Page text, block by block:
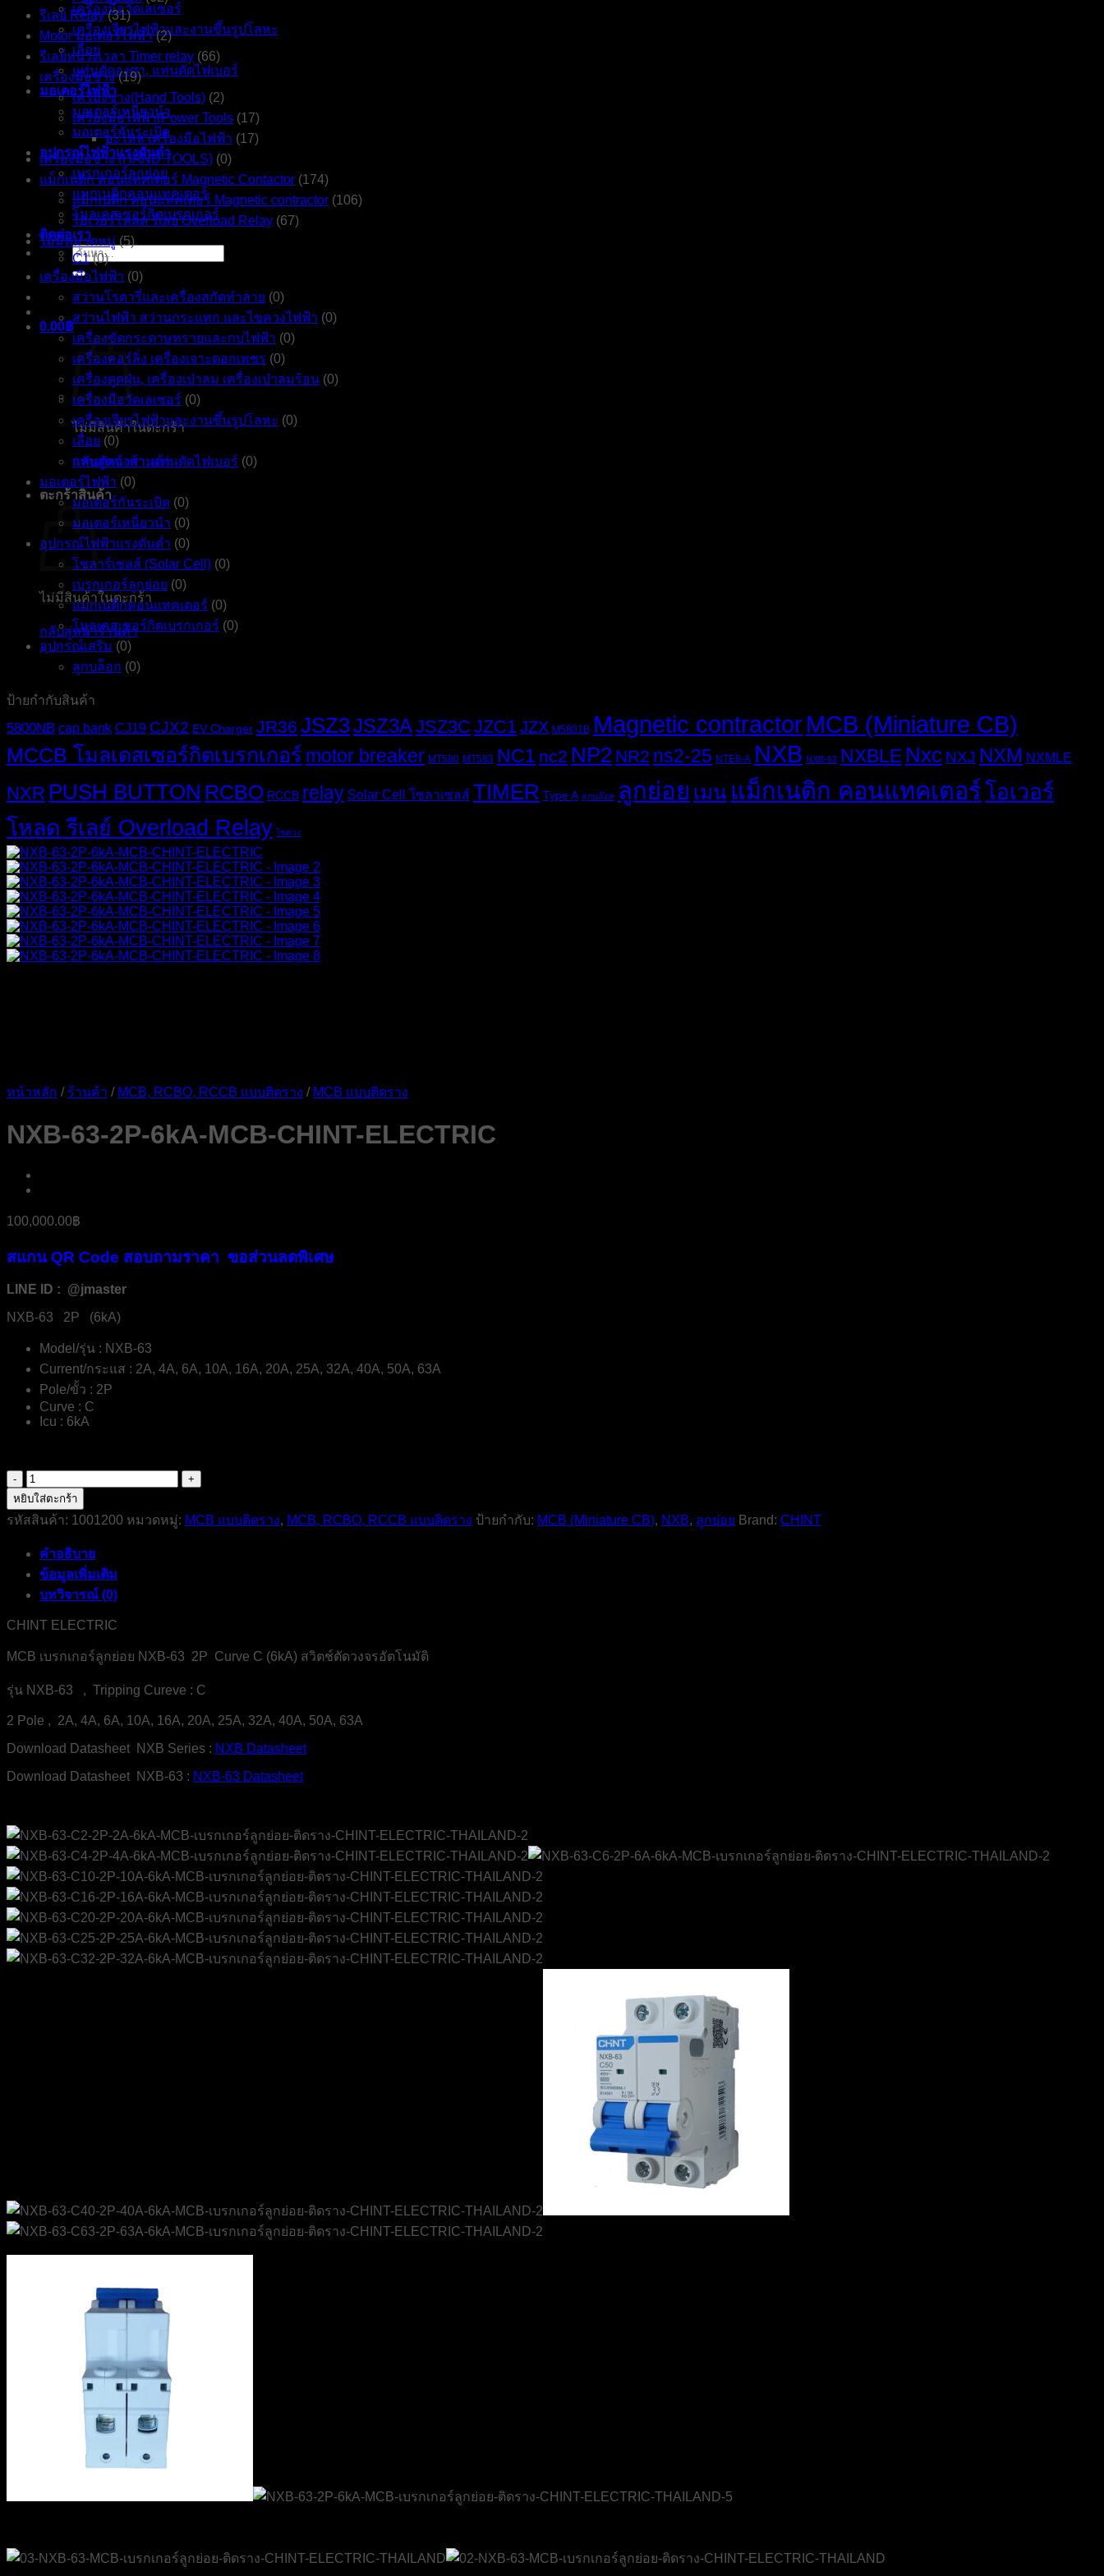
เครื่องมือวัดเลเซอร์
เครื่องเจียรไฟฟ้าและงานขึ้นรูปโลหะ
เลื่อย
แท่นตัดองศา, แท่นตัดไฟเบอร์
มอเตอร์ไฟฟ้า
มอเตอร์เหนี่ยวนำ
มอเตอร์กันระเบิด
อุปกรณ์ไฟฟ้าแรงดันต่ำ
เบรกเกอร์ลูกย่อย
แมกเนติกคอนแทคเตอร์
โมลเคสเซอร์กิตเบรกเกอร์
ติดต่อเรา
ค้นหา:
0.00฿
ไม่มีสินค้าในตะกร้า
กลับสู่หน้าร้านค้า
ตะกร้าสินค้า
ไม่มีสินค้าในตะกร้า
กลับสู่หน้าร้านค้า
รีเลย์ Relay (31)
Motor มอเตอร์ไฟฟ้า (2)
รีเลย์หน่วงเวลา Timer relay (66)
เครื่องมือช่าง (19)
เครื่องช่าง(Hand Tools) (2)
เครื่องมือไฟฟ้า(Power Tools (17)
อะไหล่ เครื่องมือไฟฟ้า (17)
เครื่องมือช่าง (HAND TOOLS) (0)
แม็กเนติก คอนแทคเตอร์ Magnetic Contactor (174)
แม็กเนติก คอนแทคเตอร์ Magnetic contractor (106)
โอเวอร์โหลด รีเลย์ Overload Relay (67)
ไม่มีหมวดหมู่ (5)
C1 (0)
เครื่องมือไฟฟ้า (0)
สว่านโรตารี่และเครื่องสกัดทำลาย (0)
สว่านไฟฟ้า สว่านกระแทก และไขควงไฟฟ้า (0)
เครื่องขัดกระดาษทรายและกบไฟฟ้า (0)
เครื่องคอร์ลิ่ง เครื่องเจาะดอกเพชร (0)
เครื่องดูดฝุ่น, เครื่องเป่าลม เครื่องเป่าลมร้อน (0)
เครื่องมือวัดเลเซอร์ (0)
เครื่องเจียรไฟฟ้าและงานขึ้นรูปโลหะ (0)
เลื่อย (0)
แท่นตัดองศา, แท่นตัดไฟเบอร์ (0)
มอเตอร์ไฟฟ้า (0)
มอเตอร์กันระเบิด (0)
มอเตอร์เหนี่ยวนำ (0)
อุปกรณ์ไฟฟ้าแรงดันต่ำ (0)
โซลาร์เซลส์ (Solar Cell) (0)
เบรกเกอร์ลูกย่อย (0)
แมกเนติกคอนแทคเตอร์ (0)
โมลเคสเซอร์กิตเบรกเกอร์ (0)
อุปกรณ์เสริม (0)
ลูกบล็อก (0)
ป้ายกำกับสินค้า
5800NB cap bank CJ19 CJX2 EV Charger JR36 JSZ3JSZ3AJSZ3C JZC1JZX M5801B Magnetic contractorMCB (Miniature CB)
MCCB โมลเดสเซอร์กิตเบรกเกอร์ motor breaker MT580 MT583 NC1 nc2 NP2 NR2 ns2-25 NTE8-A NXB NXB-63 NXBLE Nxc NXJ NXM NXMLE
NXR PUSH BUTTON RCBO RCCB relay Solar Cell โซลาเซลส์ TIMER Type A ลูกบล๊อค ลูกย่อย เมน แม็กเนติก คอนแทคเตอร์โอเวอร์
โหลด รีเลย์ Overload Relay ไขควง
หน้าหลัก / ร้านค้า / MCB, RCBO, RCCB แบบติดราง / MCB แบบติดราง
NXB-63-2P-6kA-MCB-CHINT-ELECTRIC
100,000.00฿
สแกน QR Code สอบถามราคา ขอส่วนลดพิเศษ
LINE ID : @jmaster
NXB-63 2P (6kA)
Model/รุ่น : NXB-63
Current/กระแส : 2A, 4A, 6A, 10A, 16A, 20A, 25A, 32A, 40A, 50A, 63A
Pole/ขั้ว : 2P
Curve : C
Icu : 6kA
จำนวน
NXB-
63-
2P-
MCB-
CHINT-
ELECTRIC
ชิ้น
หยิบใส่ตะกร้า
รหัสสินค้า: 1001200 หมวดหมู่: MCB แบบติดราง, MCB, RCBO, RCCB แบบติดราง ป้ายกำกับ: MCB (Miniature CB), NXB, ลูกย่อย Brand: CHINT
คำอธิบาย
ข้อมูลเพิ่มเติม
บทวิจารณ์ (0)
CHINT ELECTRIC
MCB เบรกเกอร์ลูกย่อย NXB-63 2P Curve C (6kA) สวิตช์ตัดวงจรอัตโนมัติ
รุ่น NXB-63 , Tripping Cureve : C
2 Pole , 2A, 4A, 6A, 10A, 16A, 20A, 25A, 32A, 40A, 50A, 63A
Download Datasheet NXB Series : NXB Datasheet
Download Datasheet NXB-63 : NXB-63 Datasheet